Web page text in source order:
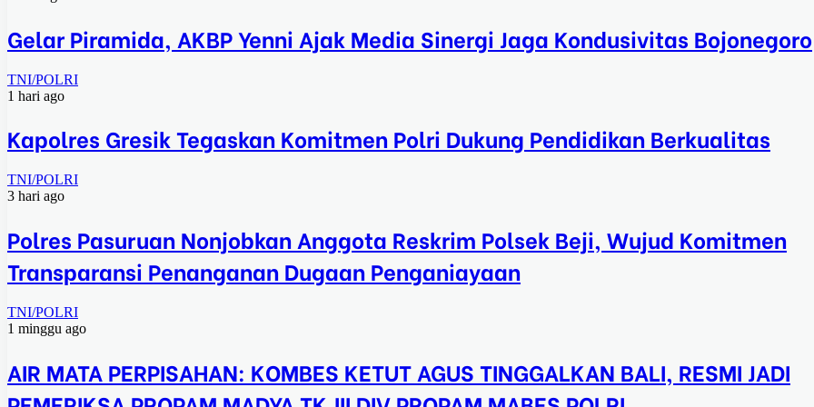
Gelar Piramida, AKBP Yenni Ajak Media Sinergi Jaga Kondusivitas Bojonegoro
TNI/POLRI
1 hari ago
Kapolres Gresik Tegaskan Komitmen Polri Dukung Pendidikan Berkualitas
TNI/POLRI
3 hari ago
Polres Pasuruan Nonjobkan Anggota Reskrim Polsek Beji, Wujud Komitmen
Transparansi Penanganan Dugaan Penganiayaan
TNI/POLRI
1 minggu ago
AIR MATA PERPISAHAN: KOMBES KETUT AGUS TINGGALKAN BALI, RESMI JADI